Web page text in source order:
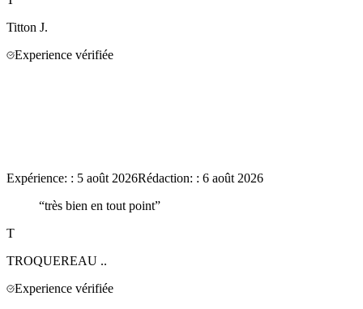
Titton J.
Experience vérifiée
Expérience: : 5 août 2026Rédaction: : 6 août 2026
“très bien en tout point”
T
TROQUEREAU ..
Experience vérifiée